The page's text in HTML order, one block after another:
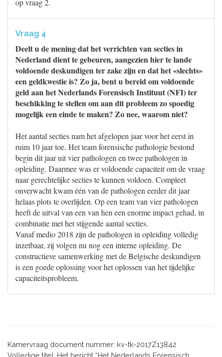
op vraag 2.
Vraag 4
Deelt u de mening dat het verrichten van secties in
Nederland dient te gebeuren, aangezien hier te lande
voldoende deskundigen ter zake zijn en dat het «slechts»
een geldkwestie is? Zo ja, bent u bereid om voldoende
geld aan het Nederlands Forensisch Instituut (NFI) ter
beschikking te stellen om aan dit probleem zo spoedig
mogelijk een einde te maken? Zo nee, waarom niet?
Het aantal secties nam het afgelopen jaar voor het eerst in
ruim 10 jaar toe. Het team forensische pathologie bestond
begin dit jaar uit vier pathologen en twee pathologen in
opleiding. Daarmee was er voldoende capaciteit om de vraag
naar gerechtelijke secties te kunnen voldoen. Compleet
onverwacht kwam één van de pathologen eerder dit jaar
helaas plots te overlijden. Op een team van vier pathologen
heeft de uitval van een van hen een enorme impact gehad, in
combinatie met het stijgende aantal secties.
Vanaf medio 2018 zijn de pathologen in opleiding volledig
inzetbaar, zij volgen nu nog een interne opleiding. De
constructieve samenwerking met de Belgische deskundigen
is een goede oplossing voor het oplossen van het tijdelijke
capaciteitsprobleem.
Kamervraag document nummer: kv-tk-2017Z13842
Volledige titel: Het bericht “Het Nederlands Forensisch